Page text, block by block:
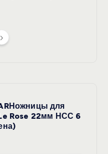
для
Rose 22мм НСС 6